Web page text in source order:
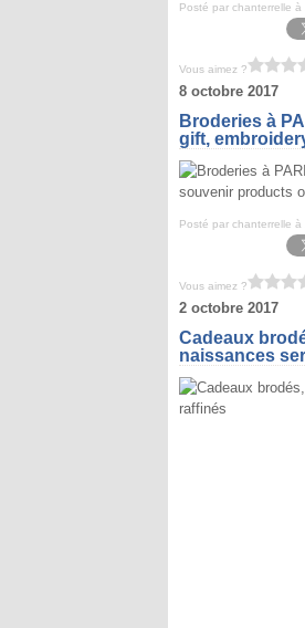
Posté par chanterrelle à
Vous aimez ?
8 octobre 2017
Broderies à
gift,
Posté par chanterrelle à
Vous aimez ?
2 octobre 2017
Cadeaux
naissances